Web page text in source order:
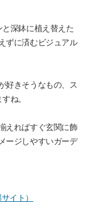
深鉢に植え替えた
ずに済むビジュアル
好きそうなもの、ス
ね。
えればすぐ玄関に飾
ージしやすいガーデ
イト）